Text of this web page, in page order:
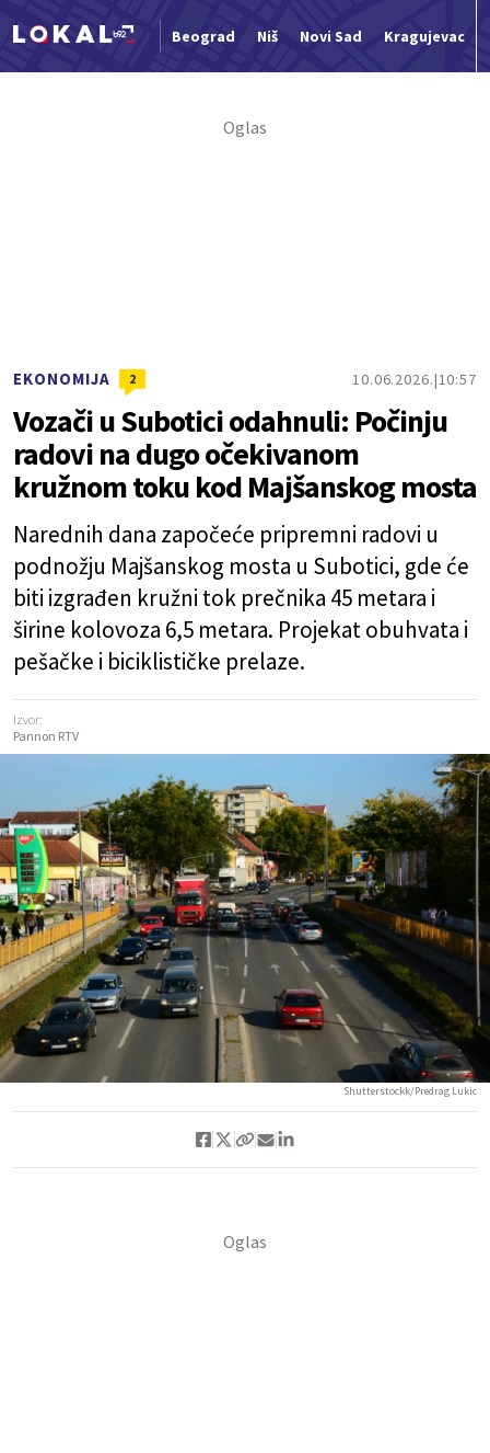
Beograd Niš Novi Sad Kragujevac
EKONOMIJA 2 10.06.2026. 10:57
Vozači u Subotici odahnuli: Počinju
radovi na dugo očekivanom
kružnom toku kod Majšanskog mosta
Narednih dana započeće pripremni radovi u
podnožju Majšanskog mosta u Subotici, gde će
biti izgrađen kružni tok prečnika 45 metara i
širine kolovoza 6,5 metara. Projekat obuhvata i
pešačke i biciklističke prelaze.
Izvor:
Pannon RTV
Shutterstockk/Predrag Lukic